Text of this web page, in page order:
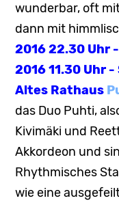
wunderbar, oft
dann mit
2016 22.30 Uhr
2016 11.30 Uhr
Altes Rathaus
das Duo Puhti,
Kivimäki und
Akkordeon und
Rhythmisches
wie eine